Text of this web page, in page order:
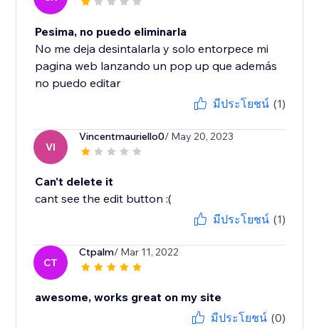
Pesima, no puedo eliminarla
No me deja desintalarla y solo entorpece mi
pagina web lanzando un pop up que además
no puedo editar
มีประโยชน์ (1)
VI
Vincentmauriello0/ May 20, 2023
Can't delete it
cant see the edit button :(
มีประโยชน์ (1)
CT
Ctpalm/ Mar 11, 2022
awesome, works great on my site
มีประโยชน์ (0)